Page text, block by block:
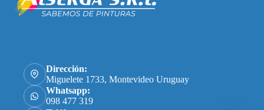
Dirección:
Miguelete 1733, Montevideo Uruguay
Whatsapp:
098 477 319